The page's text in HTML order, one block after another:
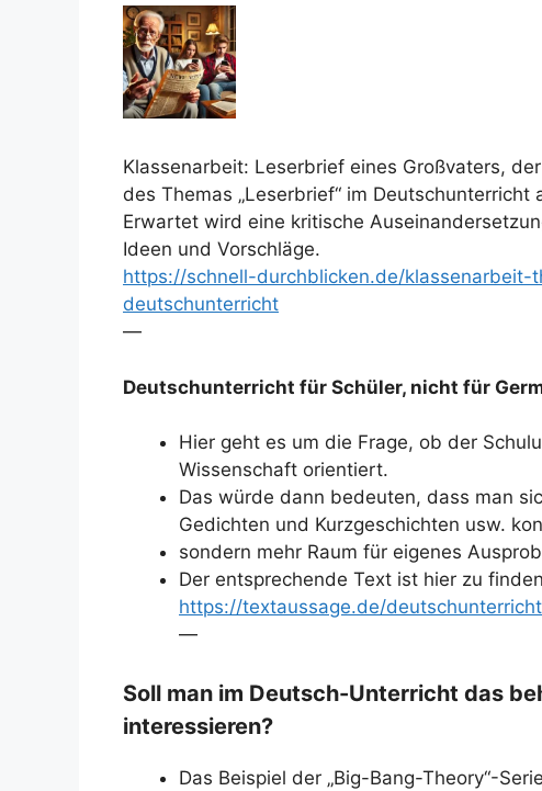
Klassenarbeit: Leserbrief eines Großvaters,
des Themas „Leserbrief“ im Deutschunterricht
Erwartet wird eine kritische
Ideen und Vorschläge.
https://schnell-durchblicken.de/
deutschunterricht
—
Deutschunterricht für Schüler, nicht für
Hier geht es um die Frage, ob der
Wissenschaft orientiert.
Das würde dann bedeuten, dass man
Gedichten und Kurzgeschichten usw.
sondern mehr Raum für eigenes
Der entsprechende Text ist hier zu
https://textaussage.de/
—
Soll man im Deutsch-Unterricht das
interessieren?
Das Beispiel der „Big-Bang-Theory“-